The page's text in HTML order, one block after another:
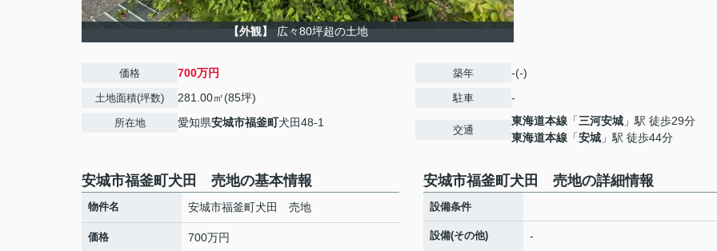
【外観】 広々80坪超の土地
価格 700万円
土地面積(坪数) 281.00㎡(85坪)
所在地 愛知県安城市福釜町犬田48-1
築年 -(-)
駐車 -
交通
東海道本線 「三河安城 」駅 徒歩29分
東海道本線 「安城 」駅 徒歩44分
安城市福釜町犬田 売地の基本情報
物件名 安城市福釜町犬田 売地
価格 700万円
安城市福釜町犬田 売地の詳細情報
設備条件
設備(その他) -